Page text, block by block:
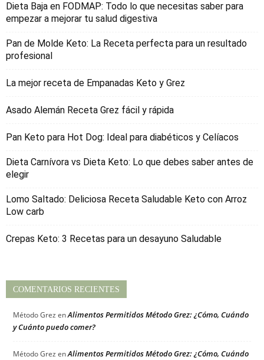
Dieta Baja en FODMAP: Todo lo que necesitas saber para
empezar a mejorar tu salud digestiva
Pan de Molde Keto: La Receta perfecta para un resultado
profesional
La mejor receta de Empanadas Keto y Grez
Asado Alemán Receta Grez fácil y rápida
Pan Keto para Hot Dog: Ideal para diabéticos y Celíacos
Dieta Carnívora vs Dieta Keto: Lo que debes saber antes de
elegir
Lomo Saltado: Deliciosa Receta Saludable Keto con Arroz
Low carb
Crepas Keto: 3 Recetas para un desayuno Saludable
COMENTARIOS RECIENTES
Método Grez enAlimentos Permitidos Método Grez: ¿Cómo, Cuándo
y Cuánto puedo comer?
Método Grez enAlimentos Permitidos Método Grez: ¿Cómo, Cuándo